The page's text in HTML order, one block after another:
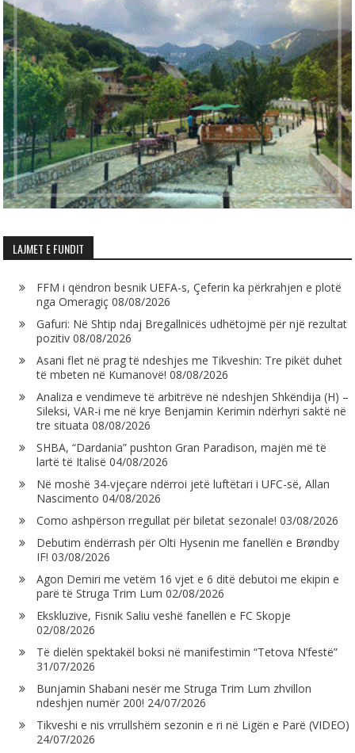
LAJMET E FUNDIT
FFM i qëndron besnik UEFA-s, Çeferin ka përkrahjen e plotë
nga Omeragiç 08/08/2026
Gafuri: Në Shtip ndaj Bregallnicës udhëtojmë për një rezultat
pozitiv 08/08/2026
Asani flet në prag të ndeshjes me Tikveshin: Tre pikët duhet
të mbeten në Kumanovë! 08/08/2026
Analiza e vendimeve të arbitrëve në ndeshjen Shkëndija (H) –
Sileksi, VAR-i me në krye Benjamin Kerimin ndërhyri saktë në
tre situata 08/08/2026
SHBA, “Dardania” pushton Gran Paradison, majën më të
lartë të Italisë 04/08/2026
Në moshë 34-vjeçare ndërroi jetë luftëtari i UFC-së, Allan
Nascimento 04/08/2026
Como ashpërson rregullat për biletat sezonale! 03/08/2026
Debutim ëndërrash për Olti Hysenin me fanellën e Brøndby
IF! 03/08/2026
Agon Demiri me vetëm 16 vjet e 6 ditë debutoi me ekipin e
parë të Struga Trim Lum 02/08/2026
Ekskluzive, Fisnik Saliu veshë fanellën e FC Skopje
02/08/2026
Të dielën spektakël boksi në manifestimin “Tetova N’festë”
31/07/2026
Bunjamin Shabani nesër me Struga Trim Lum zhvillon
ndeshjen numër 200! 24/07/2026
Tikveshi e nis vrrullshëm sezonin e ri në Ligën e Parë (VIDEO)
24/07/2026